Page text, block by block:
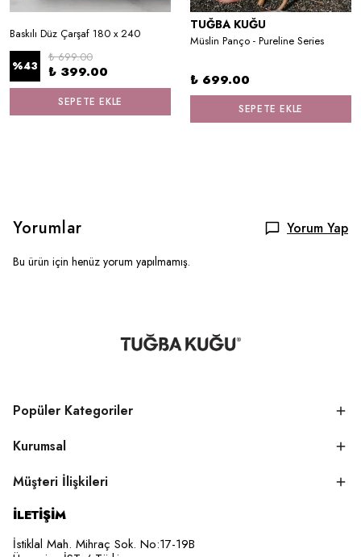
Baskılı Düz Çarşaf 180 x 240
%43
₺ 699.00
₺ 399.00
SEPETE EKLE
TUĞBA KUĞU
Müslin Panço - Pureline Series
₺ 699.00
SEPETE EKLE
Yorumlar Yorum Yap
Bu ürün için henüz yorum yapılmamış.
Popüler Kategoriler
Kurumsal
Müşteri İlişkileri
İLETİŞİM
İstiklal Mah. Mihraç Sok. No:17-19B